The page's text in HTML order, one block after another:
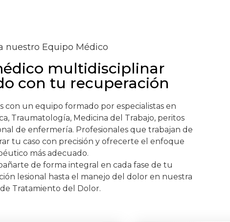
nuestro Equipo Médico
multidisciplinar
con tu recuperación
con un equipo formado por especialistas en
Traumatología, Medicina del Trabajo, peritos
de enfermería. Profesionales que trabajan de
tu caso con precisión y ofrecerte el enfoque
más adecuado.
de forma integral en cada fase de tu
lesional hasta el manejo del dolor en nuestra
Tratamiento del Dolor.